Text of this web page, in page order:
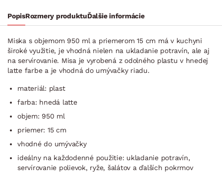
PopisRozmery produktuĎalšie informácie
Miska s objemom 950 ml a priemerom 15 cm má v kuchyni
široké využitie, je vhodná nielen na ukladanie potravín, ale aj
na servírovanie. Misa je vyrobená z odolného plastu v hnedej
latte farbe a je vhodná do umývačky riadu.
materiál: plast
farba: hnedá latte
objem: 950 ml
priemer: 15 cm
vhodné do umývačky
ideálny na každodenné použitie: ukladanie potravín,
servírovanie polievok, ryže, šalátov a ďalších pokrmov